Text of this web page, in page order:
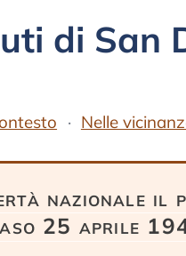
di San
Nelle
nazionale il
25 aprile